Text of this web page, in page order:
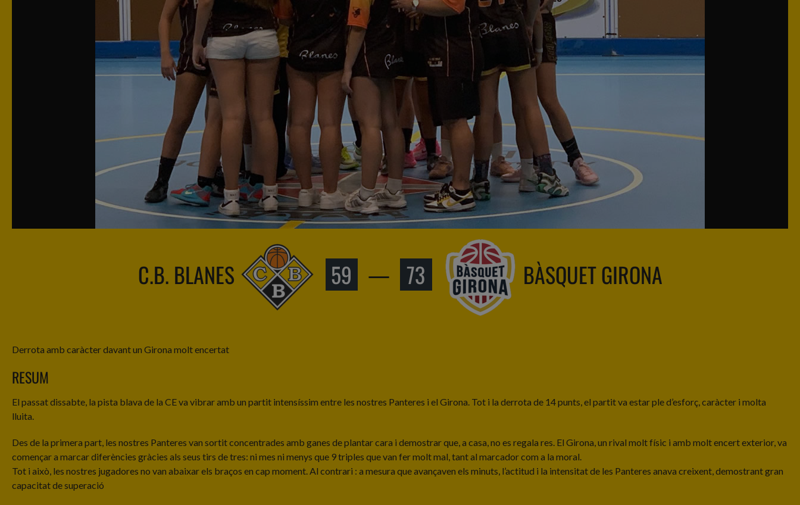
C.B. BLANES 59 — 73 BÀSQUET GIRONA
Derrota amb caràcter davant un Girona molt encertat
RESUM
El passat dissabte, la pista blava de la CE va vibrar amb un partit intensíssim entre les nostres Panteres i el Girona. Tot i la derrota de 14 punts, el partit va estar ple d’esforç, caràcter i molta
lluita.
Des de la primera part, les nostres Panteres van sortit concentrades amb ganes de plantar cara i demostrar que, a casa, no es regala res. El Girona, un rival molt físic i amb molt encert exterior, va
començar a marcar diferències gràcies als seus tirs de tres: ni mes ni menys que 9 triples que van fer molt mal, tant al marcador com a la moral.
Tot i això, les nostres jugadores no van abaixar els braços en cap moment. Al contrari : a mesura que avançaven els minuts, l’actitud i la intensitat de les Panteres anava creixent, demostrant gran
capacitat de superació